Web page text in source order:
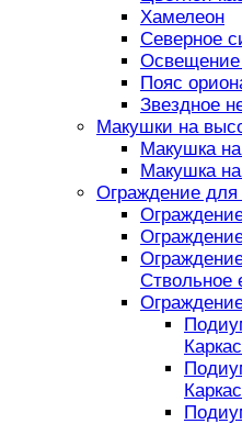
Хамелеон
Северное
Освещение
Пояс
Звездное
Макушки на
Макушка
Макушка
Ограждение для
Ствольное